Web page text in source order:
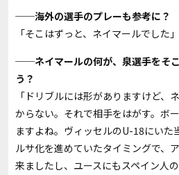
──海外の選手のプレーも参考に？
「そこはずっと、ネイマールでした」
──ネイマールの何が、泉選手をそ
う？
「ドリブルには形がありますけど、
からない。それで相手をはがす。ボ
ますよね。ヴィッセルのU-18にいた
ルサ化を進めていたタイミングで、
来ましたし、ユースにもスペイン人